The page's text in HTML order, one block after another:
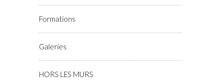
Formations
Galeries
HORS LES MURS